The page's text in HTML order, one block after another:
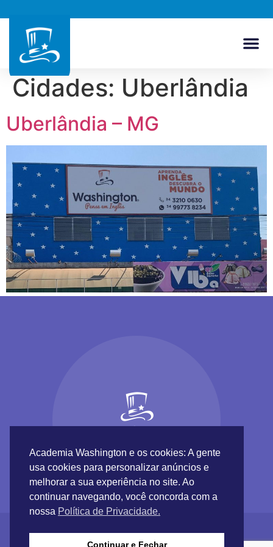
Cidades: Uberlândia
Uberlândia – MG
Academia Washington e os cookies: A gente
usa cookies para personalizar anúncios e
melhorar a sua experiência no site. Ao
continuar navegando, você concorda com a
nossa Política de Privacidade.
Continuar e Fechar